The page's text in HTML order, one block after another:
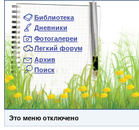
Библиотека
Дневники
Фотогалереи
Легкий форум
Архив
Поиск
Это меню отключено